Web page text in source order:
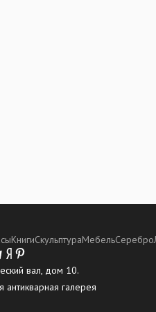
КнигиСкульптураМебельСеребро
вал, дом 10.
галерея